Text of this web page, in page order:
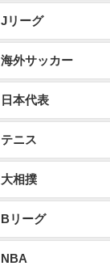
Jリーグ
海外サッカー
日本代表
テニス
大相撲
Bリーグ
NBA